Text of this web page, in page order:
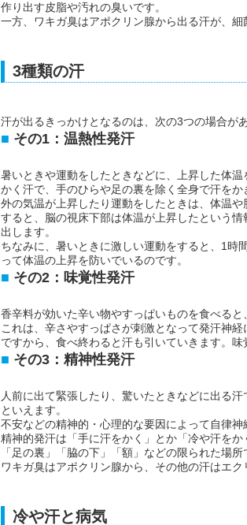
作り出す皮脂や汚れの臭いです。
一方、ワキガ臭はアポクリン腺から出る汗が、
3種類の汗
汗が出るきっかけとなるのは、次の3つの場合があ
その1：温熱性発汗
暑いときや運動をしたときなどに、上昇した体
かく汗で、手のひらや足の裏を除く全身で汗をか
外の気温が上昇したり運動をしたときは、体温や
すると、脳の視床下部は体温が上昇したという
出します。
ちなみに、暑いときに激しい運動をすると、1時
って体温の上昇を防いでいるのです。
その2：味覚性発汗
香辛料が効いた辛い物やすっぱいものを食べると
これは、辛さやすっぱさが刺激となって発汗神経
ですから、食べ終わると汗も引いていきます。味
その3：精神性発汗
人前に出て緊張したり、驚いたときなどに出る
といえます。
不安などの精神的・心理的な要因によって自律神
精神的発汗は「手に汗をかく」とか「冷や汗を
「足の裏」「脇の下」「額」などの限られた場
ワキガ臭はアポクリン腺から、その他の汗はエク
冷や汗と病気